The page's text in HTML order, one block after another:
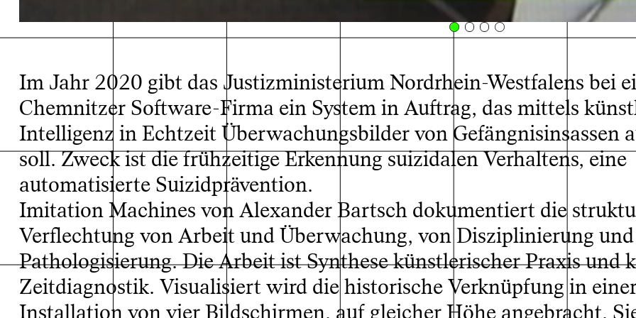
Imitation Machines I, 2025 © Alex Bartsch,
Im Jahr 2020 gibt das Justizministerium Nordrhein-Westfalens bei
Chemnitzer Software-Firma ein System in Auftrag, das mittels
Intelligenz in Echtzeit Überwachungsbilder von Gefängnisinsassen
soll. Zweck ist die frühzeitige Erkennung suizidalen Verhaltens, eine
automatisierte Suizidprävention.
Imitation Machines von Alexander Bartsch dokumentiert die
Verflechtung von Arbeit und Überwachung, von Disziplinierung und
Pathologisierung. Die Arbeit ist Synthese künstlerischer Praxis und
Zeitdiagnostik. Visualisiert wird die historische Verknüpfung in
Installation von vier Bildschirmen, auf gleicher Höhe angebracht.